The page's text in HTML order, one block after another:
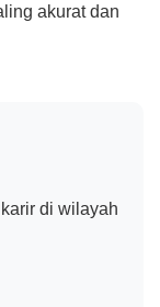
akurat dan
di wilayah